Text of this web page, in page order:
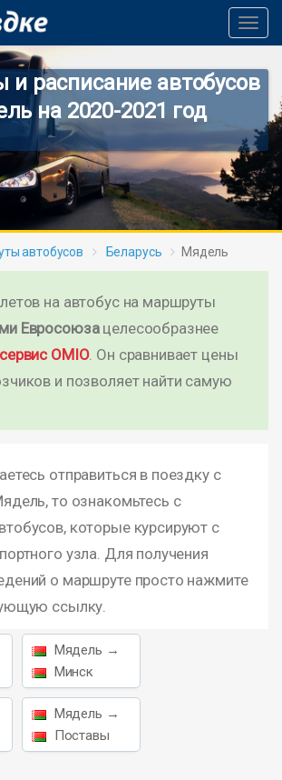
расписание автобусов
на 2020-2021 год
автобусов Беларусь Мядель
на автобус на маршруты
Евросоюзацелесообразнее
сервис OMIO. Он сравнивает цены
и позволяет найти самую
отправиться в поездку с
то ознакомьтесь с
которые курсируют с
узла. Для получения
о маршруте просто нажмите
ссылку.
Мядель →
Минск
Мядель →
Поставы